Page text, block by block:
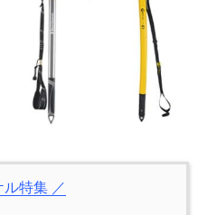
ル特集 ／